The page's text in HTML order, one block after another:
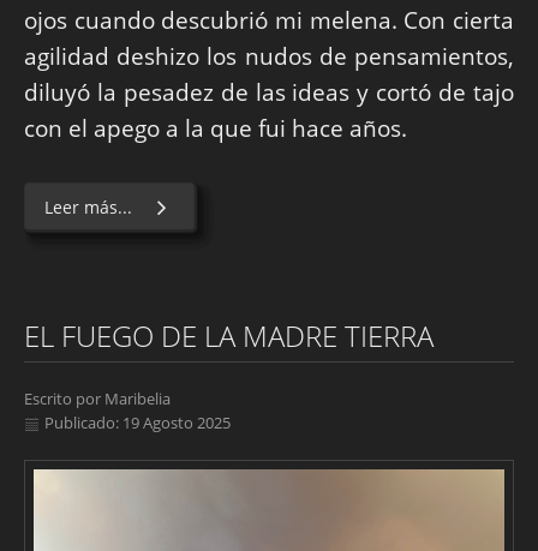
ojos cuando descubrió mi melena. Con cierta
agilidad deshizo los nudos de pensamientos,
diluyó la pesadez de las ideas y cortó de tajo
con el apego a la que fui hace años.
Leer más...
EL FUEGO DE LA MADRE TIERRA
Escrito por Maribelia
Publicado: 19 Agosto 2025